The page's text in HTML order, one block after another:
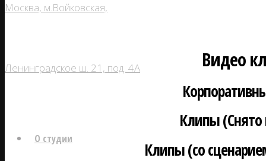
Москва, м.Войковская,
Ленинградское ш. 21, под. 4А
О студии
Видео
Клипы (Снято
Клипы (со